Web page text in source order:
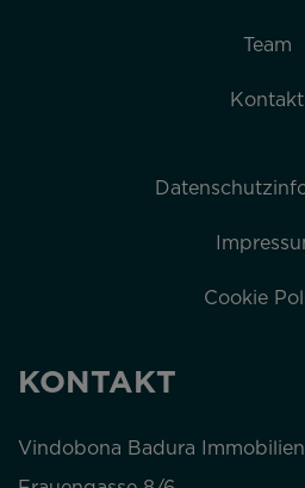
Team
Kontakt
Cookie
KONTAKT
Vindobona Badura Immobilien